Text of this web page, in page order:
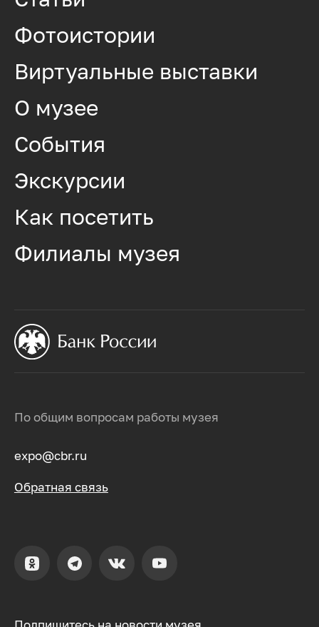
По общим вопросам работы музея
expo@cbr.ru
Обратная связь
Фотоистории
Виртуальные выставки
О музее
События
Экскурсии
Как посетить
Филиалы музея